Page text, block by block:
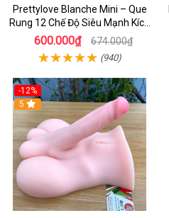
Prettylove Blanche Mini – Que
Rung 12 Chế Độ Siêu Mạnh Kích
Thích Điểm G Đê Mê
600.000₫ 674.000₫
(940)
-12%
5